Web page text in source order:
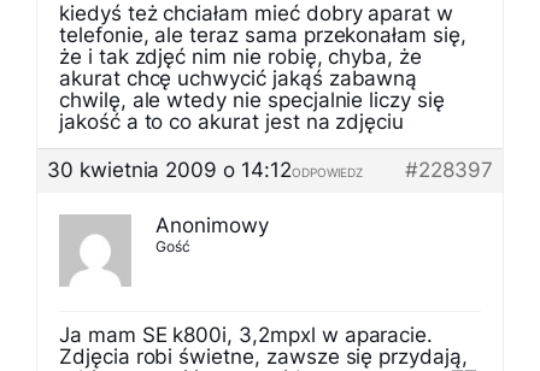
kiedyś też chciałam mieć dobry aparat w
telefonie, ale teraz sama przekonałam się,
że i tak zdjęć nim nie robię, chyba, że
akurat chcę uchwycić jakąś zabawną
chwilę, ale wtedy nie specjalnie liczy się
jakość a to co akurat jest na zdjęciu
30 kwietnia 2009 o 14:12
#228397
ODPOWIEDZ
Anonimowy
Gość
Ja mam SE k800i, 3,2mpxl w aparacie.
Zdjęcia robi świetne, zawsze się przydają,